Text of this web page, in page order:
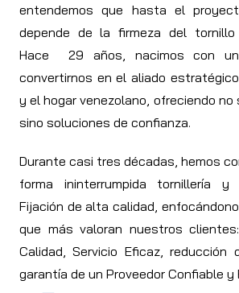
entendemos que hasta el
depende de la firmeza del tornillo
Hace 29 años, nacimos con
convertirnos en el aliado
y el hogar venezolano, ofreciendo
sino soluciones de confianza.
Durante casi tres décadas, hemos
forma ininterrumpida tornillería y
Fijación de alta calidad,
que más valoran nuestros
Calidad, Servicio Eficaz,
garantía de un Proveedor Confiable y